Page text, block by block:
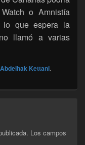
o Amnistía
lo que espera la
llamó a varias
Abdelhak Kettani.
Los campos